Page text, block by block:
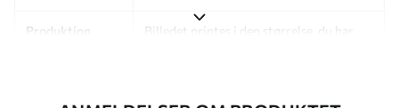
Produktion
Billedet printes i den størrelse, du har